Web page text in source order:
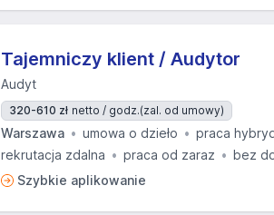
Tajemniczy klient / Audytor
Audyt
320-610 zł netto / godz.(zal. od umowy)
Warszawa umowa o dzieło praca
rekrutacja zdalna
praca od zaraz
bez
Szybkie aplikowanie